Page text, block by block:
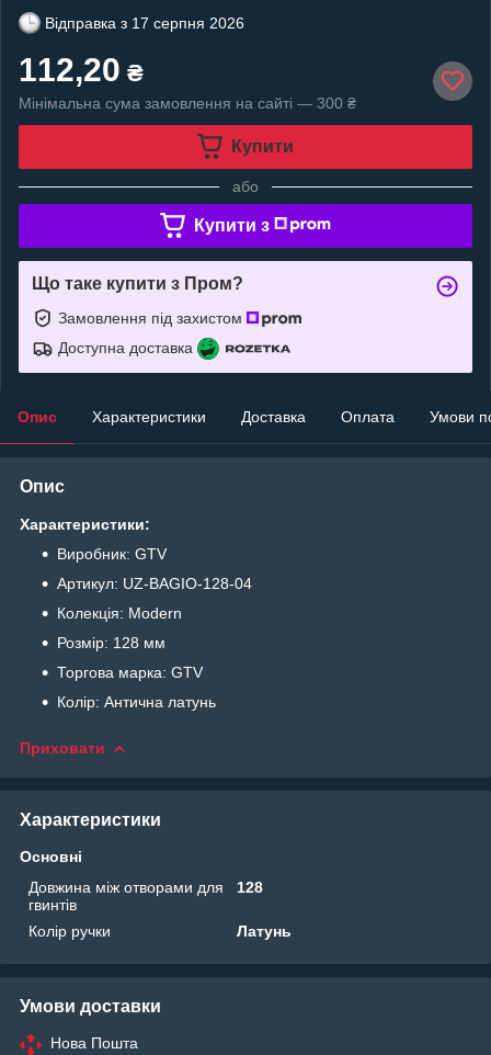
Відправка з 17 серпня 2026
112,20 ₴
Мінімальна сума замовлення на сайті — 300 ₴
Купити
або
Купити з
Що таке купити з Пром?
Замовлення під захистом
Доступна доставка
Опис Характеристики Доставка Оплата Умови
Опис
Характеристики:
Виробник: GTV
Артикул: UZ-BAGIO-128-04
Колекція: Modern
Розмір: 128 мм
Торгова марка: GTV
Колір: Антична латунь
Приховати
Характеристики
Основні
Довжина між отворами для
гвинтів
128
Колір ручки Латунь
Умови доставки
Нова Пошта